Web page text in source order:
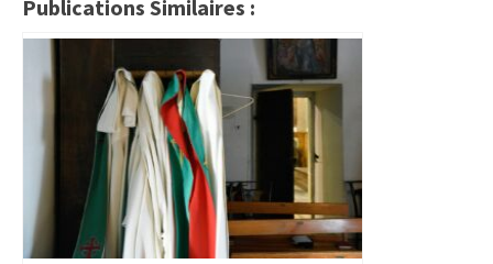
Publications Similaires :